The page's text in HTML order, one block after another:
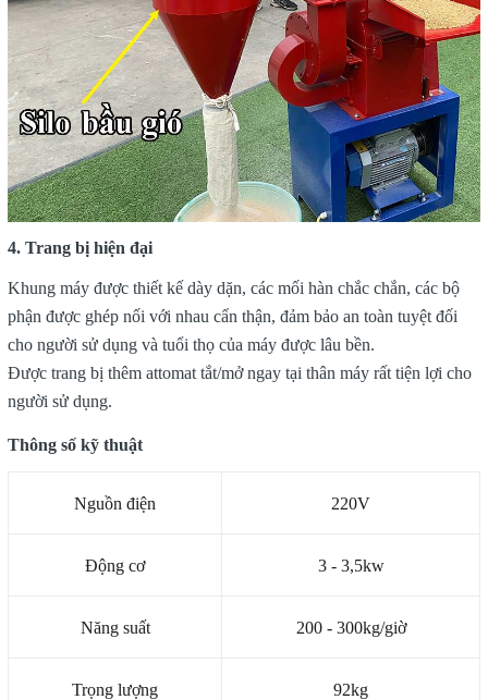
4. Trang bị hiện đại
Khung máy được thiết kế dày dặn, các mối hàn chắc chắn, các bộ
phận được ghép nối với nhau cẩn thận, đảm bảo an toàn tuyệt đối
cho người sử dụng và tuổi thọ của máy được lâu bền.
Được trang bị thêm attomat tắt/mở ngay tại thân máy rất tiện lợi cho
người sử dụng.
Thông số kỹ thuật
Nguồn điện 220V
Động cơ 3 - 3,5kw
Năng suất 200 - 300kg/giờ
Trọng lượng 92kg